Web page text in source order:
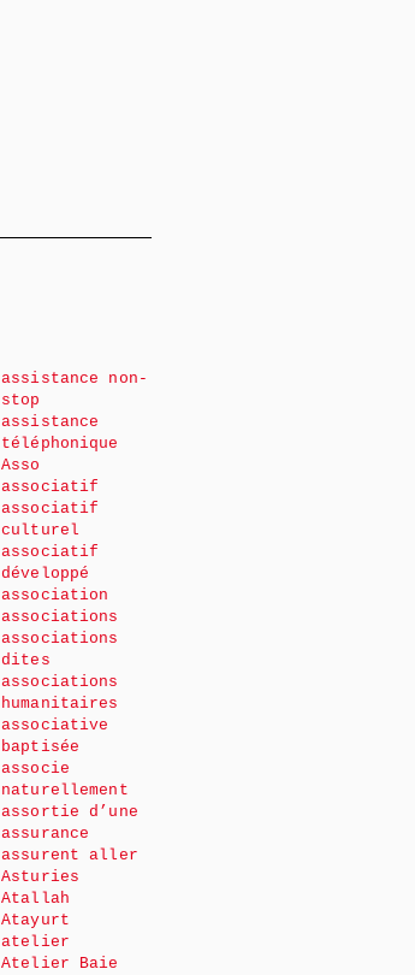
assistance non-
stop
assistance
téléphonique
Asso
associatif
associatif
culturel
associatif
développé
association
associations
associations
dites
associations
humanitaires
associative
baptisée
associe
naturellement
assortie d’une
assurance
assurent aller
Asturies
Atallah
Atayurt
atelier
Atelier Baie